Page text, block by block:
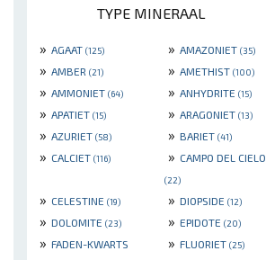
TYPE MINERAAL
» AGAAT (125) » AMAZONIET (35)
» AMBER (21) » AMETHIST (100)
» AMMONIET (64) » ANHYDRITE (15)
» APATIET (15) » ARAGONIET (13)
» AZURIET (58) » BARIET (41)
» CALCIET (116) » CAMPO DEL CIELO
(22)
» CELESTINE (19) » DIOPSIDE (12)
» DOLOMITE (23) » EPIDOTE (20)
» FADEN-KWARTS » FLUORIET (25)